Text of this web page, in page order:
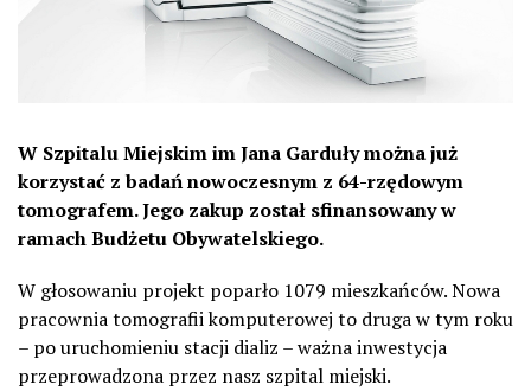
W Szpitalu Miejskim im Jana Garduły można już
korzystać z badań nowoczesnym z 64-rzędowym
tomografem. Jego zakup został sfinansowany w
ramach Budżetu Obywatelskiego.
W głosowaniu projekt poparło 1079 mieszkańców. Nowa
pracownia tomografii komputerowej to druga w tym roku
– po uruchomieniu stacji dializ – ważna inwestycja
przeprowadzona przez nasz szpital miejski.